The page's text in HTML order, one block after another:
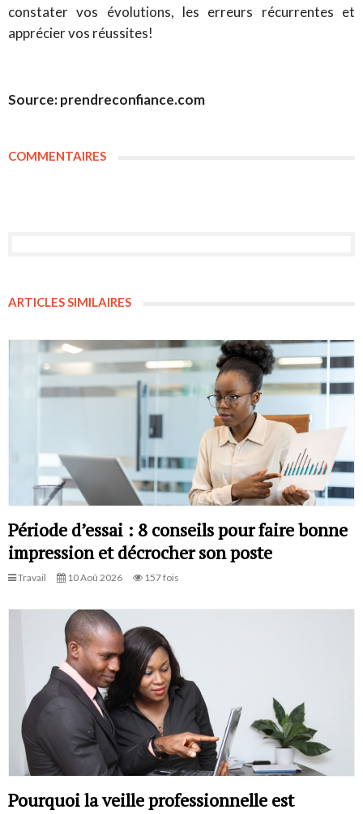
constater vos évolutions, les erreurs récurrentes et
apprécier vos réussites!
Source: prendreconfiance.com
COMMENTAIRES
ARTICLES SIMILAIRES
Période d’essai : 8 conseils pour faire bonne
impression et décrocher son poste
Travail 10 Aoû 2026 157 fois
Pourquoi la veille professionnelle est